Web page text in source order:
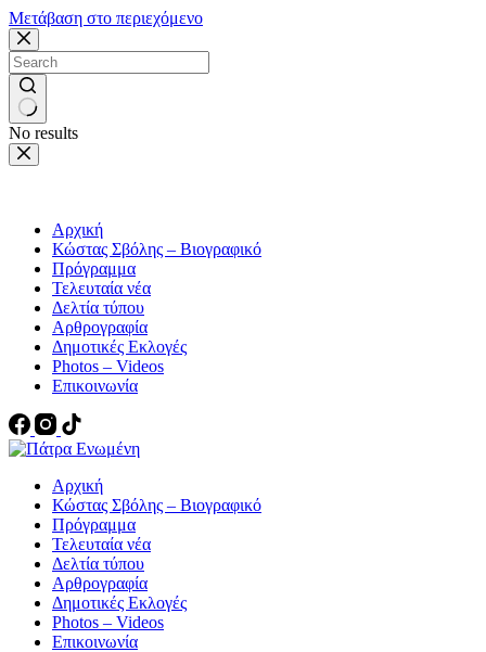
Μετάβαση στο περιεχόμενο
No results
Αρχική
Κώστας Σβόλης – Βιογραφικό
Πρόγραμμα
Τελευταία νέα
Δελτία τύπου
Αρθρογραφία
Δημοτικές Εκλογές
Photos – Videos
Επικοινωνία
Αρχική
Κώστας Σβόλης – Βιογραφικό
Πρόγραμμα
Τελευταία νέα
Δελτία τύπου
Αρθρογραφία
Δημοτικές Εκλογές
Photos – Videos
Επικοινωνία